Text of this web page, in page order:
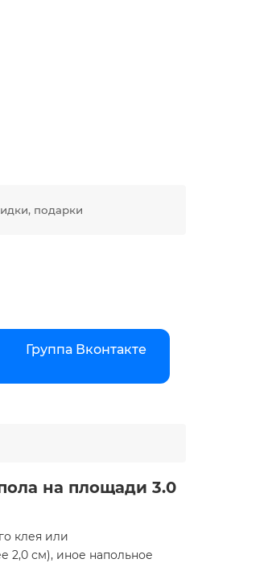
подарки
Группа Вконтакте
на площади 3.0
клея или
2,0 см), иное напольное